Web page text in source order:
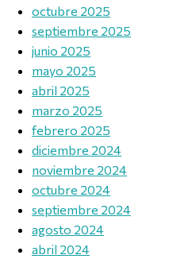
octubre 2025
septiembre 2025
junio 2025
mayo 2025
abril 2025
marzo 2025
febrero 2025
diciembre 2024
noviembre 2024
octubre 2024
septiembre 2024
agosto 2024
abril 2024